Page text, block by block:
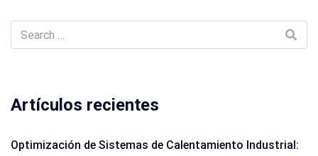
Artículos recientes
Optimización de Sistemas de Calentamiento Industrial: